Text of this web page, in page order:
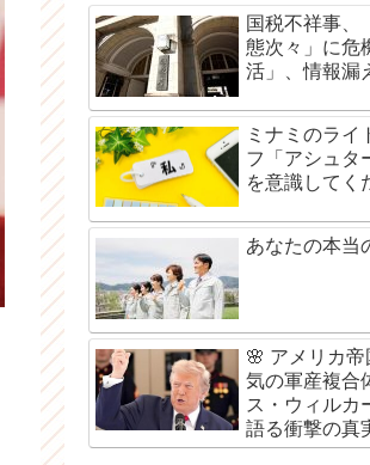
国税不祥事、
態次々」に
活」、情報漏
ミナミのライ
フ「アシュタ
を意識してく
あなたの本当
🌸 アメリカ
気の軍産複合
ス・ウィルカ
語る衝撃の真
年8月6日